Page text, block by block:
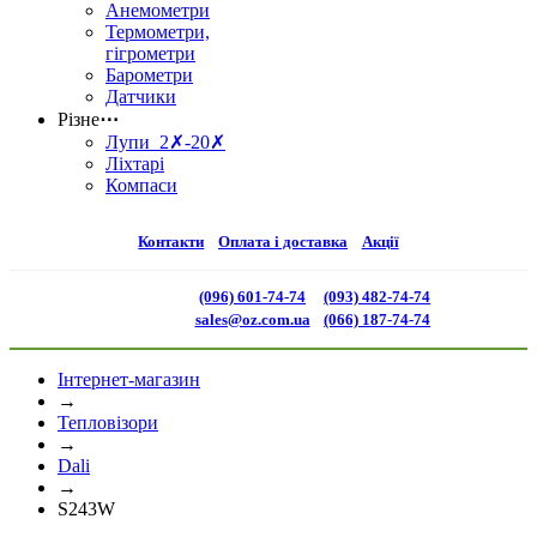
Анемометри
Термометри,
гігрометри
Барометри
Датчики
Різне⋯
Лупи 2✗-20✗
Ліхтарі
Компаси
Контакти Оплата і доставка Акції
(096) 601-74-74
sales@oz.com.ua
(093) 482-74-74
(066) 187-74-74
Інтернет-магазин
→
Тепловізори
→
Dali
→
S243W